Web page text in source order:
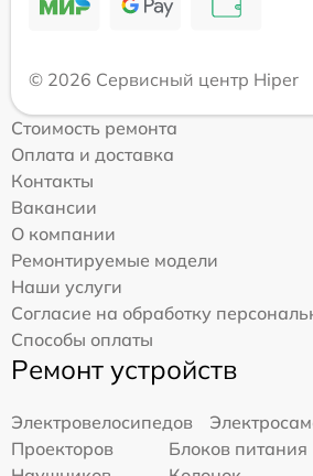
© 2026 Сервисный центр Hiper
Стоимость ремонта
Оплата и доставка
Контакты
Вакансии
О компании
Ремонтируемые модели
Наши услуги
Согласие на обработку
Способы оплаты
Ремонт устройств
Электровелосипедов
Проекторов
Блоков питания